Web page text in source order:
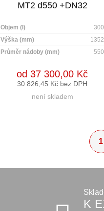
MT2 d550 +DN32
Objem (l)
300
Výška (mm)
1352
Průměr nádoby (mm)
550
od 37 300,00 Kč
30 826,45 Kč bez DPH
není skladem
1
K